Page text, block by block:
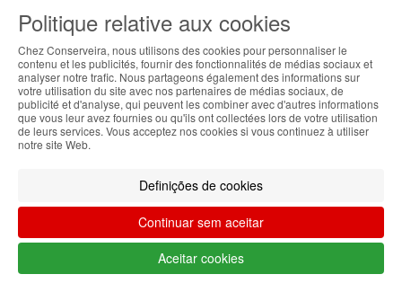
Politique relative aux cookies
Chez Conserveira, nous utilisons des cookies pour personnaliser le
contenu et les publicités, fournir des fonctionnalités de médias sociaux et
analyser notre trafic. Nous partageons également des informations sur
votre utilisation du site avec nos partenaires de médias sociaux, de
publicité et d'analyse, qui peuvent les combiner avec d'autres informations
que vous leur avez fournies ou qu'ils ont collectées lors de votre utilisation
de leurs services. Vous acceptez nos cookies si vous continuez à utiliser
notre site Web.
Definições de cookies
Continuar sem aceitar
Aceitar cookies